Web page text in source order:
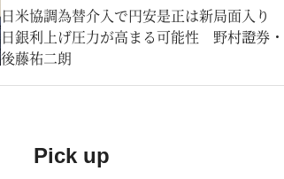
日米協調為替介入で円安是正は新局面入り
日銀利上げ圧力が高まる可能性 野村證券・
後藤祐二朗
Pick up